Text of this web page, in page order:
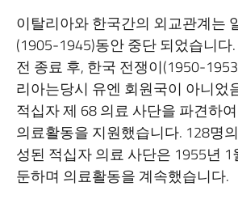
이탈리아와 한국간의 외교관계는
(1905-1945)동안 중단 되었습니다
전 종료 후, 한국 전쟁이(1950-
리아는당시 유엔 회원국이 아니었
적십자 제 68 의료 사단을 파견하
의료활동을 지원했습니다. 128명
성된 적십자 의료 사단은 1955년
둔하며 의료활동을 계속했습니다.